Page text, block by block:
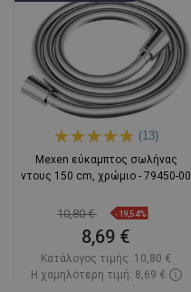
(13)
Mexen εύκαμπτος σωλήνας
ντους 150 cm, χρώμιο - 79450-00
10,80 € -19,54%
8,69 €
Κατάλογος τιμής: 10,80 €
Η χαμηλότερη τιμή: 8,69 €